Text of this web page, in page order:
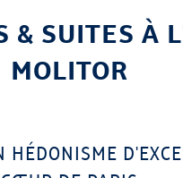
& SUITES À
MOLITOR
HÉDONISME